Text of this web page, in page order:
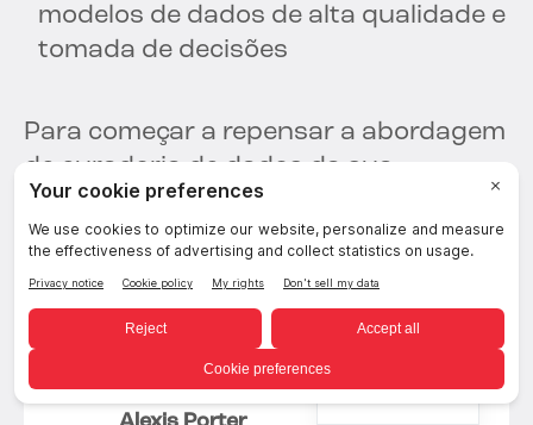
modelos de dados de alta qualidade e
tomada de decisões
Para começar a repensar a abordagem
de curadoria de dados da sua
organização— Agende uma
demonstração individual com nossos
Autor
Portuguese